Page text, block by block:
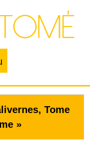
Tome
»